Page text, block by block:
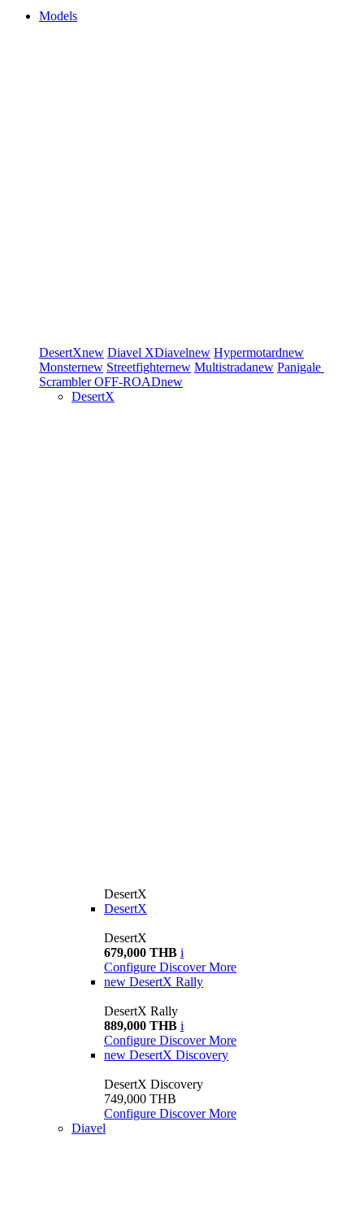
Models
DesertXnew Diavel XDiavelnew Hypermotardnew
Monsternew Streetfighternew Multistradanew Panigale
ScramblerOFF-ROADnew
DesertX
DesertX
DesertX
DesertX
679,000 THB i
Configure Discover More
new DesertX Rally
DesertX Rally
889,000 THB i
Configure Discover More
new DesertX Discovery
DesertX Discovery
749,000 THB
Configure Discover More
Diavel